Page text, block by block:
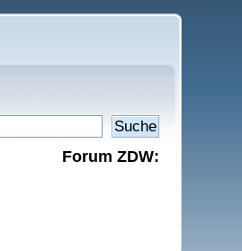
Forum ZDW: